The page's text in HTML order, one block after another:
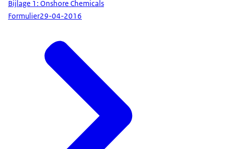
Bijlage 1: Onshore Chemicals
Formulier29-04-2016